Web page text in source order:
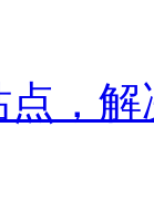
，